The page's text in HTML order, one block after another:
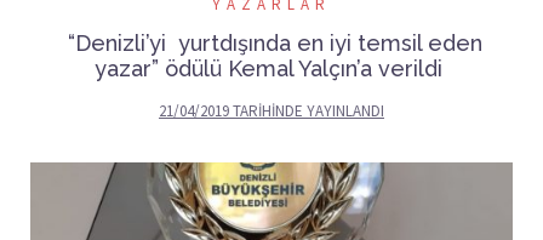
“Denizli’yi yurtdışında en iyi temsil eden
yazar” ödülü Kemal Yalçın’a verildi
21/04/2019TARIHINDE YAYINLANDI